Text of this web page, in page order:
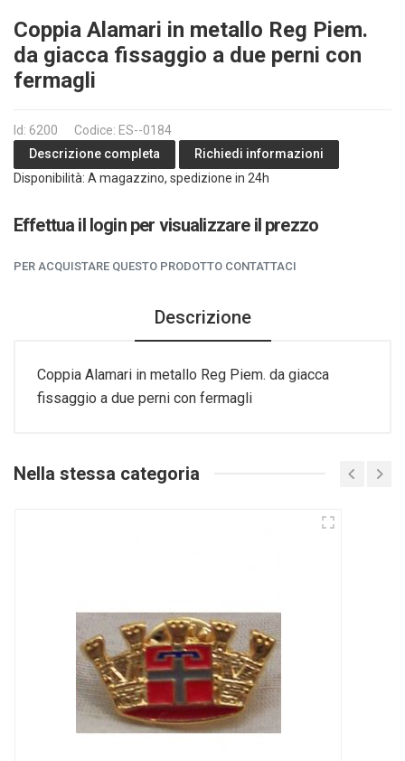
Coppia Alamari in metallo Reg Piem.
da giacca fissaggio a due perni con
fermagli
Id: 6200
Codice: ES--0184
Descrizione completa
Richiedi informazioni
Disponibilità: A magazzino, spedizione in 24h
Effettua il login per visualizzare il prezzo
PER ACQUISTARE QUESTO PRODOTTO CONTATTACI
Descrizione
Coppia Alamari in metallo Reg Piem. da giacca
fissaggio a due perni con fermagli
Nella stessa categoria